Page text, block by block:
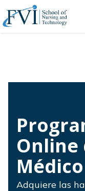
Skip to content
FVI School of Nursing
Online
Adquiere las